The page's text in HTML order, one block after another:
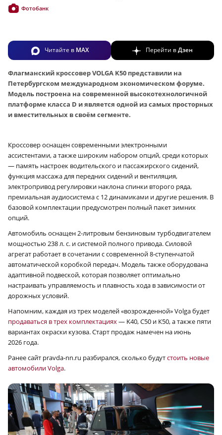
Фотобанк
Читайте в MAX Перейти вДзен
Флагманский кроссовер VOLGA K50 представили на
Петербургском международном экономическом форуме.
Модель построена на современной высокотехнологичной
платформе класса D и является одной из самых просторных
и вместительных в своём сегменте.
Кроссовер оснащен современными электронными
ассистентами, а также широким набором опций, среди которых
— память настроек водительского и пассажирского сидений,
функция массажа для передних сидений и вентиляция,
электропривод регулировки наклона спинки второго ряда,
премиальная аудиосистема с 12 динамиками и другие решения. В
базовой комплектации предусмотрен полный пакет зимних
опций.
Автомобиль оснащен 2‑литровым бензиновым турбодвигателем
мощностью 238 л. с. и системой полного привода. Силовой
агрегат работает в сочетании с современной 8‑ступенчатой
автоматической коробкой передач. Модель также оборудована
адаптивной подвеской, которая позволяет оптимально
настраивать управляемость и плавность хода в зависимости от
дорожных условий.
Напомним, каждая из трех моделей «возрожденной» Volga будет
продаваться в трех комплектациях— K40, С50 и К50, а также пяти
вариантах окраски кузова.Старт продаж намечен на июнь
2026 года.
Ранее сайт pravda-nn.ru разбирался, сколько будутстоить новые
автомобили Volga.